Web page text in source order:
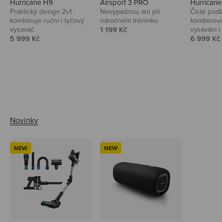
Hurricane H9
Praktický design 2v1
kombinuje ruční i tyčový
vysavač
Prodejní cena
5 999 Kč
Airsport 3 PRO
Nevypadnou ani při
náročném tréninku
Prodejní cena
1 199 Kč
Čisté
vysávání
Prodejní
6 999 Kč
NEW NEW